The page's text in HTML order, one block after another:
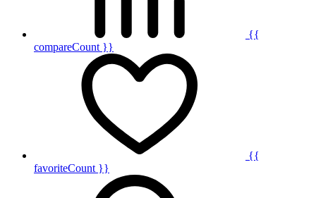
{{
compareCount }}
{{
favoriteCount }}